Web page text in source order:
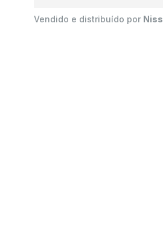
Vendido e distribuído por